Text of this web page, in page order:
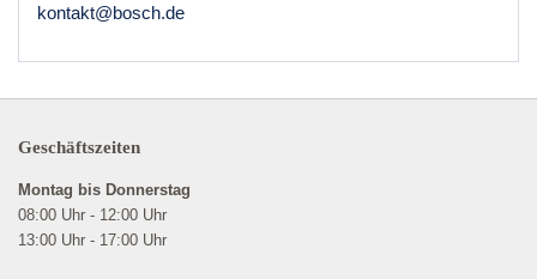
kontakt@bosch.de
Geschäftszeiten
Montag bis Donnerstag
08:00 Uhr - 12:00 Uhr
13:00 Uhr - 17:00 Uhr